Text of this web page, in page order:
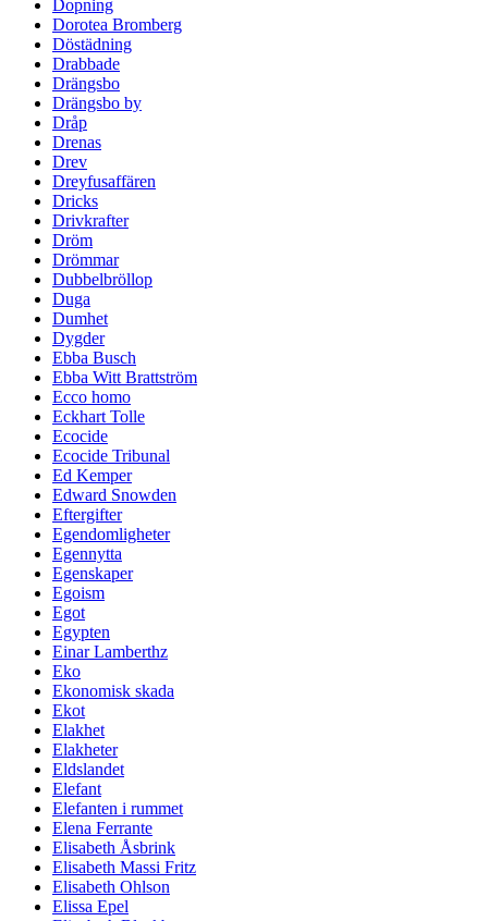
Dopning
Dorotea Bromberg
Döstädning
Drabbade
Drängsbo
Drängsbo by
Dråp
Drenas
Drev
Dreyfusaffären
Dricks
Drivkrafter
Dröm
Drömmar
Dubbelbröllop
Duga
Dumhet
Dygder
Ebba Busch
Ebba Witt Brattström
Ecco homo
Eckhart Tolle
Ecocide
Ecocide Tribunal
Ed Kemper
Edward Snowden
Eftergifter
Egendomligheter
Egennytta
Egenskaper
Egoism
Egot
Egypten
Einar Lamberthz
Eko
Ekonomisk skada
Ekot
Elakhet
Elakheter
Eldslandet
Elefant
Elefanten i rummet
Elena Ferrante
Elisabeth Åsbrink
Elisabeth Massi Fritz
Elisabeth Ohlson
Elissa Epel